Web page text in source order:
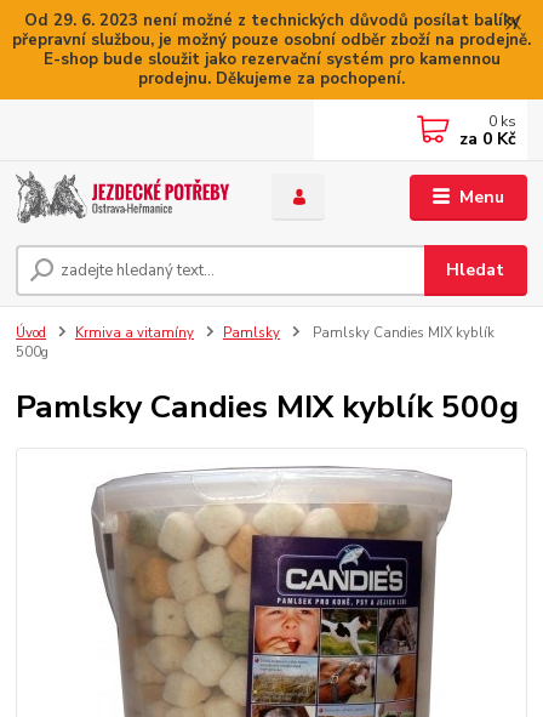
Od 29. 6. 2023 není možné z technických důvodů posílat balíky
přepravní službou, je možný pouze osobní odběr zboží na prodejně.
E-shop bude sloužit jako rezervační systém pro kamennou
prodejnu. Děkujeme za pochopení.
Menu
Hledat
0 ks
za 0 Kč
Úvod Krmiva a vitamíny Pamlsky
Pamlsky Candies MIX kyblík
500g
Pamlsky Candies MIX kyblík 500g